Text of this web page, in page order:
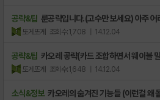
공략&팁 룬공략입니다.(고수만 보세요) 아주 어
또게또게 조회수:1,708 | 14.12.04
공략&팁 카오레 곻략(카드 조합하면서 웨이블
또게또게 조회수:1,648 | 14.12.04
소식&정보 카오레의 숨겨진 기능들 (이런걸 왜